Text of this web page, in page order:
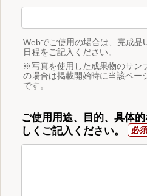
Webでご使用の場合は、完成品
日程をご記入ください。
※写真を使用した成果物のサン
の場合は掲載開始時に当該ペー
です。
ご使用用途、目的、具体
しくご記入ください。